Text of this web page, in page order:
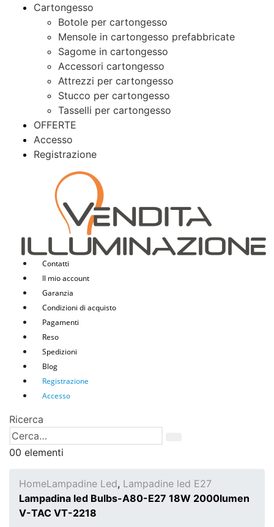
Cartongesso
Botole per cartongesso
Mensole in cartongesso prefabbricate
Sagome in cartongesso
Accessori cartongesso
Attrezzi per cartongesso
Stucco per cartongesso
Tasselli per cartongesso
OFFERTE
Accesso
Registrazione
Contatti
Il mio account
Garanzia
Condizioni di acquisto
Pagamenti
Reso
Spedizioni
Blog
Registrazione
Accesso
Ricerca
00 elementi
HomeLampadine Led, Lampadine led E27
Lampadina led Bulbs-A80-E27 18W 2000lumen
V-TAC VT-2218